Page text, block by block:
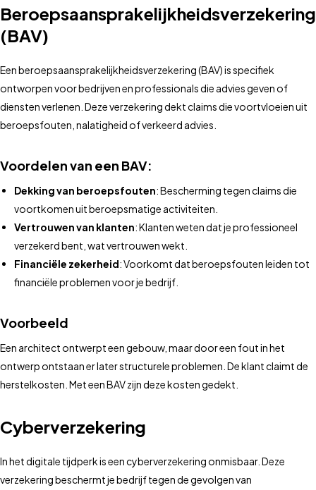
Beroepsaansprakelijkheidsverzekering
(BAV)
Een beroepsaansprakelijkheidsverzekering (BAV) is specifiek
ontworpen voor bedrijven en professionals die advies geven of
diensten verlenen. Deze verzekering dekt claims die voortvloeien uit
beroepsfouten, nalatigheid of verkeerd advies.
Voordelen van een BAV:
Dekking van beroepsfouten: Bescherming tegen claims die
voortkomen uit beroepsmatige activiteiten.
Vertrouwen van klanten: Klanten weten dat je professioneel
verzekerd bent, wat vertrouwen wekt.
Financiële zekerheid: Voorkomt dat beroepsfouten leiden tot
financiële problemen voor je bedrijf.
Voorbeeld
Een architect ontwerpt een gebouw, maar door een fout in het
ontwerp ontstaan er later structurele problemen. De klant claimt de
herstelkosten. Met een BAV zijn deze kosten gedekt.
Cyberverzekering
In het digitale tijdperk is een cyberverzekering onmisbaar. Deze
verzekering beschermt je bedrijf tegen de gevolgen van